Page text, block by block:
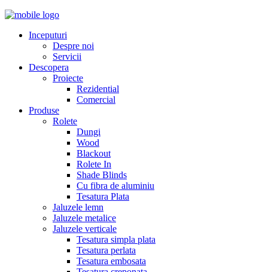
Inceputuri
Despre noi
Servicii
Descopera
Proiecte
Rezidential
Comercial
Produse
Rolete
Dungi
Wood
Blackout
Rolete In
Shade Blinds
Cu fibra de aluminiu
Tesatura Plata
Jaluzele lemn
Jaluzele metalice
Jaluzele verticale
Tesatura simpla plata
Tesatura perlata
Tesatura embosata